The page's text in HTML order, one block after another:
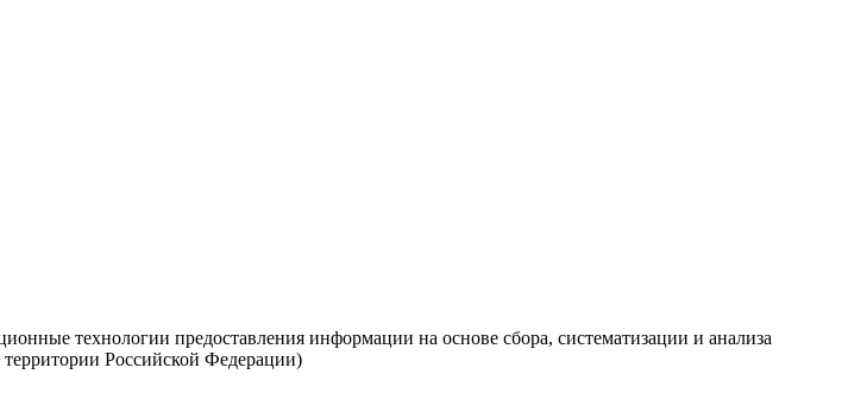
технологии предоставления информации на основе сбора, систематизации и анализа
Российской Федерации)